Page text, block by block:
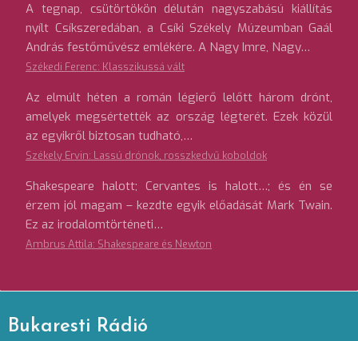
A tegnap, csütörtökön délután nagyszabású kiállítás
nyílt Csíkszeredában, a Csíki Székely Múzeumban Gaál
András festőművész emlékére. A Nagy Imre, Nagy…
Székedi Ferenc: Klasszikussá vált
Az elmúlt héten a román légierő lelőtt három drónt,
amelyek megsértették az ország légterét. Ezek közül
az egyikről biztosan tudható,…
Székely Ervin: Lassú drónok, rosszkedvű koboldok
Shakespeare halott; Cervantes is halott…; és én se
érzem jól magam – kezdte egyik előadását Mark Twain.
Ez az irodalomtörténeti…
Ambrus Attila: Shakespeare és Newton
Bukaresti Rádió